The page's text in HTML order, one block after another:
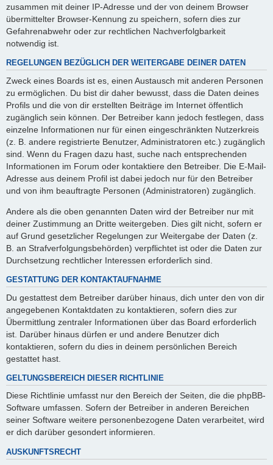
zusammen mit deiner IP-Adresse und der von deinem Browser
übermittelter Browser-Kennung zu speichern, sofern dies zur
Gefahrenabwehr oder zur rechtlichen Nachverfolgbarkeit
notwendig ist.
REGELUNGEN BEZÜGLICH DER WEITERGABE DEINER DATEN
Zweck eines Boards ist es, einen Austausch mit anderen Personen
zu ermöglichen. Du bist dir daher bewusst, dass die Daten deines
Profils und die von dir erstellten Beiträge im Internet öffentlich
zugänglich sein können. Der Betreiber kann jedoch festlegen, dass
einzelne Informationen nur für einen eingeschränkten Nutzerkreis
(z. B. andere registrierte Benutzer, Administratoren etc.) zugänglich
sind. Wenn du Fragen dazu hast, suche nach entsprechenden
Informationen im Forum oder kontaktiere den Betreiber. Die E-Mail-
Adresse aus deinem Profil ist dabei jedoch nur für den Betreiber
und von ihm beauftragte Personen (Administratoren) zugänglich.
Andere als die oben genannten Daten wird der Betreiber nur mit
deiner Zustimmung an Dritte weitergeben. Dies gilt nicht, sofern er
auf Grund gesetzlicher Regelungen zur Weitergabe der Daten (z.
B. an Strafverfolgungsbehörden) verpflichtet ist oder die Daten zur
Durchsetzung rechtlicher Interessen erforderlich sind.
GESTATTUNG DER KONTAKTAUFNAHME
Du gestattest dem Betreiber darüber hinaus, dich unter den von dir
angegebenen Kontaktdaten zu kontaktieren, sofern dies zur
Übermittlung zentraler Informationen über das Board erforderlich
ist. Darüber hinaus dürfen er und andere Benutzer dich
kontaktieren, sofern du dies in deinem persönlichen Bereich
gestattet hast.
GELTUNGSBEREICH DIESER RICHTLINIE
Diese Richtlinie umfasst nur den Bereich der Seiten, die die phpBB-
Software umfassen. Sofern der Betreiber in anderen Bereichen
seiner Software weitere personenbezogene Daten verarbeitet, wird
er dich darüber gesondert informieren.
AUSKUNFTSRECHT